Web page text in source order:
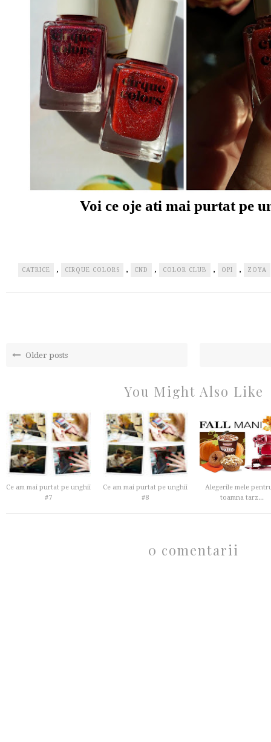
Voi ce oje ati mai purtat pe
CATRICE , CIRQUE COLORS , CND , COLOR CLUB , OPI , ZOYA
Older posts
You Might Also Like
Ce am mai purtat pe unghii
#7
Ce am mai purtat pe unghii
#8
Alegerile mele
toamna tarz...
0 comentarii